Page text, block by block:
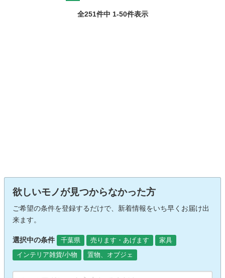
全251件中 1-50件表示
欲しいモノが見つからなかった方
ご希望の条件を登録するだけで、新着情報をいち早くお届け出
来ます。
選択中の条件 千葉県 売ります・あげます
家具
インテリア雑貨/小物
置物、オブジェ